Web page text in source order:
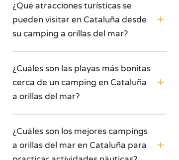
¿Qué atracciones turísticas se
pueden visitar en Cataluña desde
su camping a orillas del mar?
¿Cuáles son las playas más bonitas
cerca de un camping en Cataluña
a orillas del mar?
¿Cuáles son los mejores campings
a orillas del mar en Cataluña para